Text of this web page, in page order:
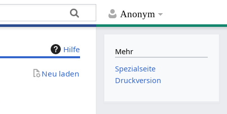
Anonym
Hilfe
Neu laden
Mehr
Spezialseite
Druckversion